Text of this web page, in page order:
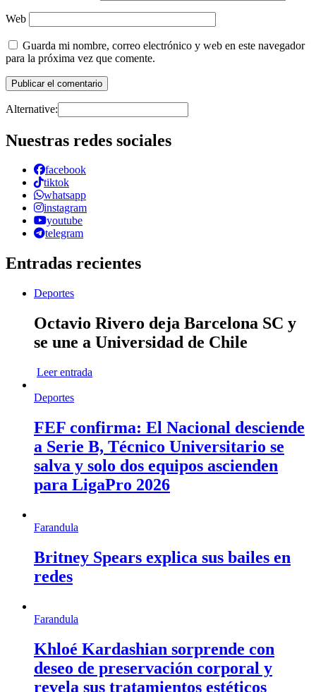
Web
Guarda mi nombre, correo electrónico y web en este navegador
para la próxima vez que comente.
Alternative:
Nuestras redes sociales
facebook
tiktok
whatsapp
instagram
youtube
telegram
Entradas recientes
Deportes
Octavio Rivero deja Barcelona SC y
se une a Universidad de Chile
Leer entrada
Deportes
FEF confirma: El Nacional desciende
a Serie B, Técnico Universitario se
salva y solo dos equipos ascienden
para LigaPro 2026
Farandula
Britney Spears explica sus bailes en
redes
Farandula
Khloé Kardashian sorprende con
deseo de preservación corporal y
revela sus tratamientos estéticos